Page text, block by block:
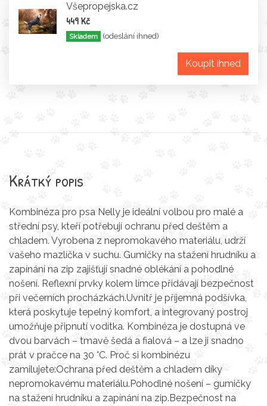
Všepropejska.cz
449 Kč
Skladem (odeslání ihned)
Koupit ihned
Krátký popis
Kombinéza pro psa Nelly je ideální volbou pro malé a
střední psy, kteří potřebují ochranu před deštěm a
chladem. Vyrobena z nepromokavého materiálu, udrží
vašeho mazlíčka v suchu. Gumičky na stažení hrudníku a
zapínání na zip zajišťují snadné oblékání a pohodlné
nošení. Reflexní prvky kolem límce přidávají bezpečnost
při večerních procházkách.Uvnitř je příjemná podšívka,
která poskytuje tepelný komfort, a integrovaný postroj
umožňuje připnutí vodítka. Kombinéza je dostupná ve
dvou barvách – tmavě šedá a fialová – a lze ji snadno
prát v pračce na 30 °C. Proč si kombinézu
zamilujete:Ochrana před deštěm a chladem díky
nepromokavému materiálu.Pohodlné nošení – gumičky
na stažení hrudníku a zapínání na zip.Bezpečnost na